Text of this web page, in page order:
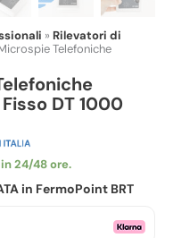
» Rilevatori di
Telefoniche
DT 1000
in FermoPoint BRT